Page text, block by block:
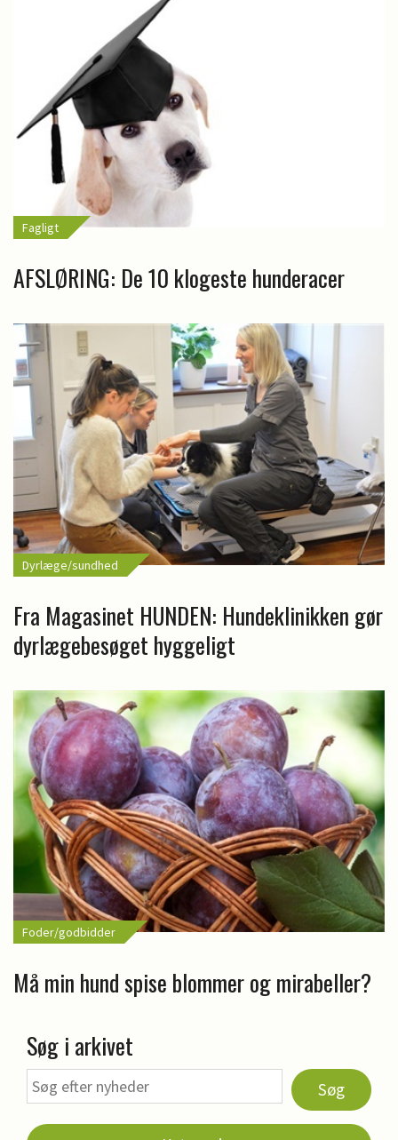
Fagligt
AFSLØRING: De 10 klogeste hunderacer
Dyrlæge/sundhed
Fra Magasinet HUNDEN: Hundeklinikken gør
dyrlægebesøget hyggeligt
Foder/godbidder
Må min hund spise blommer og mirabeller?
Søg i arkivet
Søg